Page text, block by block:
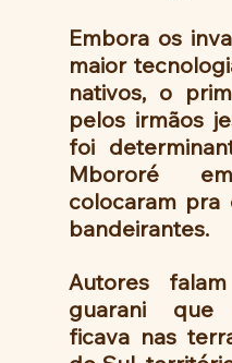
Embora os
maior
nativos, o
pelos irmãos
foi
Mbororé
colocaram
bandeirantes.
Autores
guarani que
ficava nas